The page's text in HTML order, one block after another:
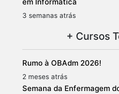
em Informática
3 semanas atrás
+ Cursos
Rumo à OBAdm 2026!
2 meses atrás
Semana da Enfermagem